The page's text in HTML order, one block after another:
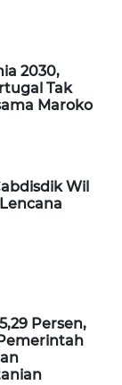
2030,
Tak
Maroko
Wil
Persen,